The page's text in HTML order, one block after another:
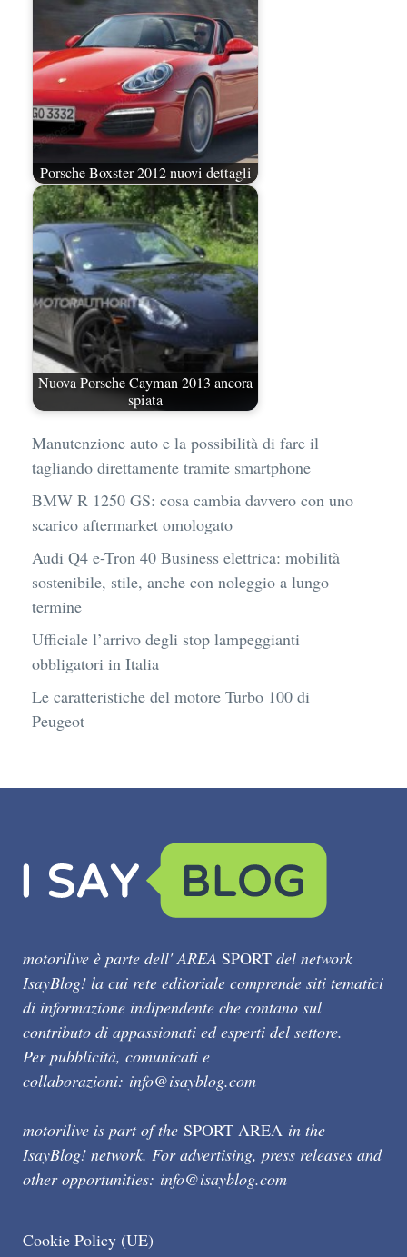
Porsche Boxster 2012 nuovi dettagli
Nuova Porsche Cayman 2013 ancora
spiata
Manutenzione auto e la possibilità di fare il
tagliando direttamente tramite smartphone
BMW R 1250 GS: cosa cambia davvero con uno
scarico aftermarket omologato
Audi Q4 e-Tron 40 Business elettrica: mobilità
sostenibile, stile, anche con noleggio a lungo
termine
Ufficiale l’arrivo degli stop lampeggianti
obbligatori in Italia
Le caratteristiche del motore Turbo 100 di
Peugeot
motorilive è parte dell' AREA SPORT del network
IsayBlog! la cui rete editoriale comprende siti tematici
di informazione indipendente che contano sul
contributo di appassionati ed esperti del settore.
Per pubblicità, comunicati e
collaborazioni: info@isayblog.com
motorilive is part of the SPORT AREA in the
IsayBlog! network. For advertising, press releases and
other opportunities: info@isayblog.com
Cookie Policy (UE)